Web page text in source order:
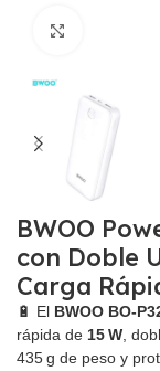
Click
BWOO
con Doble
Carga
🔋 El BWOO
rápida de 15 W,
435 g de peso y